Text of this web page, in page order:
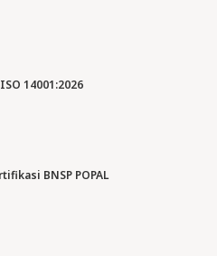
14001:2026
BNSP POPAL